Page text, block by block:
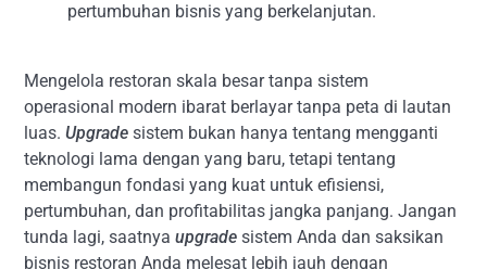
pertumbuhan bisnis yang berkelanjutan.
Mengelola restoran skala besar tanpa sistem
operasional modern ibarat berlayar tanpa peta di lautan
luas.Upgrade sistem bukan hanya tentang mengganti
teknologi lama dengan yang baru, tetapi tentang
membangun fondasi yang kuat untuk efisiensi,
pertumbuhan, dan profitabilitas jangka panjang. Jangan
tunda lagi, saatnyaupgrade sistem Anda dan saksikan
bisnis restoran Anda melesat lebih jauh dengan